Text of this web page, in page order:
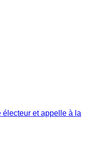
électeur et appelle à la